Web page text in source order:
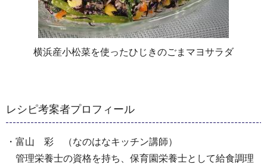
横浜産小松菜を使ったひじきのごまマヨサラダ
レシピ考案者プロフィール
・富山 彩 （なのはなキッチン講師）
管理栄養士の資格を持ち、保育園栄養士として給食調理